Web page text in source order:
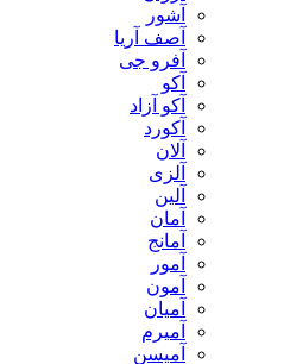
آشور
آصف آریا
آفرو جی
آکو
آکو آزاد
آکورد
آلان
آلزی
آلین
آمان
آمانج
آمور
آمون
آمیان
آمیرم
آمیسن